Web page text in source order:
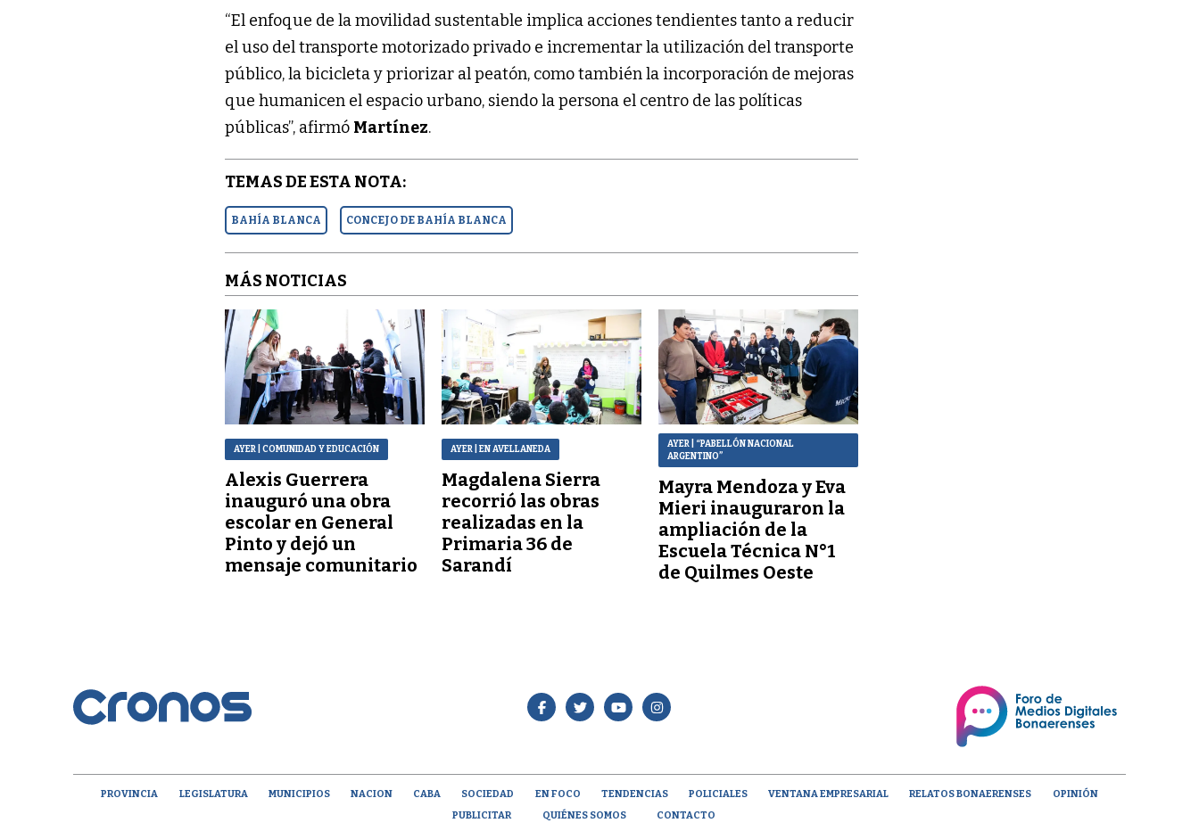
“El enfoque de la movilidad sustentable implica acciones tendientes tanto a reducir
el uso del transporte motorizado privado e incrementar la utilización del transporte
público, la bicicleta y priorizar al peatón, como también la incorporación de mejoras
que humanicen el espacio urbano, siendo la persona el centro de las políticas
públicas”, afirmó Martínez.
TEMAS DE ESTA NOTA:
BAHÍA BLANCA CONCEJO DE BAHÍA BLANCA
MÁS NOTICIAS
AYER | COMUNIDAD Y EDUCACIÓN
Alexis Guerrera
inauguró una obra
escolar en General
Pinto y dejó un
mensaje comunitario
AYER | EN AVELLANEDA
Magdalena Sierra
recorrió las obras
realizadas en la
Primaria 36 de
Sarandí
AYER | “PABELLÓN NACIONAL
ARGENTINO”
Mayra Mendoza y Eva
Mieri inauguraron la
ampliación de la
Escuela Técnica N°1
de Quilmes Oeste
PROVINCIA LEGISLATURA MUNICIPIOS NACION CABA SOCIEDAD EN FOCO TENDENCIAS POLICIALES VENTANA EMPRESARIAL RELATOS BONAERENSES
OPINIÓN
PUBLICITAR
QUIÉNES SOMOS CONTACTO